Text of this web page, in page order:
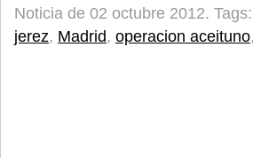
Noticia de 02 octubre 2012. Tags:
jerez, Madrid, operacion aceituno,